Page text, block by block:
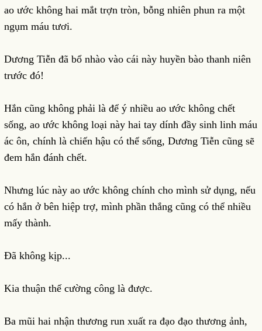
ao ước không hai mắt trợn tròn, bỗng nhiên phun ra một
ngụm máu tươi.
Dương Tiễn đã bổ nhào vào cái này huyền bào thanh niên
trước đó!
Hắn cũng không phải là để ý nhiều ao ước không chết
sống, ao ước không loại này hai tay dính đầy sinh linh máu
ác ôn, chính là chiến hậu có thể sống, Dương Tiễn cũng sẽ
đem hắn đánh chết.
Nhưng lúc này ao ước không chính cho mình sử dụng, nếu
có hắn ở bên hiệp trợ, mình phần thắng cũng có thể nhiều
mấy thành.
Đã không kịp...
Kia thuận thế cường công là được.
Ba mũi hai nhận thương run xuất ra đạo đạo thương ảnh,